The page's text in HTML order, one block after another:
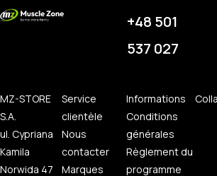
+48 501
537 027
MZ-STORE
S.A.
ul. Cypriana
Kamila
Norwida 47
Service
clientèle
Nous
contacter
Marques
Informations
Conditions
générales
Règlement du
programme